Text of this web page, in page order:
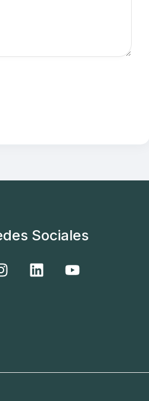
Sociales